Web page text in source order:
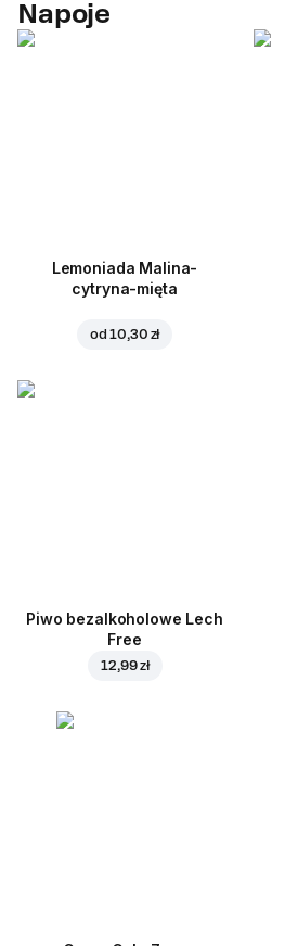
Napoje
Lemoniada Malina-
cytryna-mięta
od10,30 zł
Piwo bezalkoholowe Lech
Free
12,99 zł